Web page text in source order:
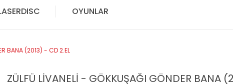
OYUNLAR
BANA (2013) - CD 2.EL
ZÜLFÜ LİVANELİ - GÖKKUŞAĞI GÖNDER BANA